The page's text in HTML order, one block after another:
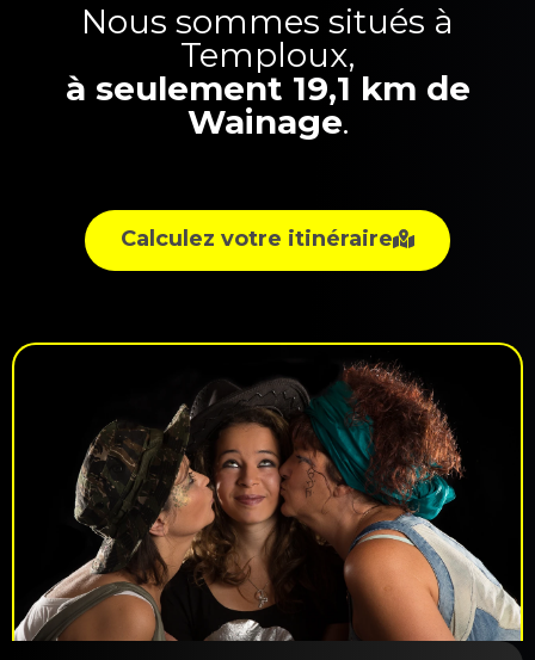
Nous sommes situés à
Temploux,
à seulement 19,1 km de
Wainage.
Calculez votre itinéraire